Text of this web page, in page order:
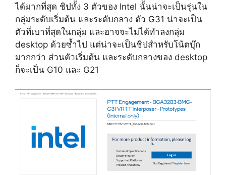
ได้มากที่สุด ชิปทั้ง 3 ตัวของ Intel นั้นน่าจะเป็นรุ่นใน
กลุ่มระดับเริ่มต้น และระดับกลาง ตัว G31 น่าจะเป็น
ตัวที่เบาที่สุดในกลุ่ม และอาจจะไม่ได้ทำลงกลุ่ม
desktop ด้วยซ้ำไป แต่น่าจะเป็นชิปสำหรับโน้ตบุ๊ก
มากกว่า ส่วนตัวเริ่มต้น และระดับกลางของ desktop
ก็จะเป็น G10 และ G21